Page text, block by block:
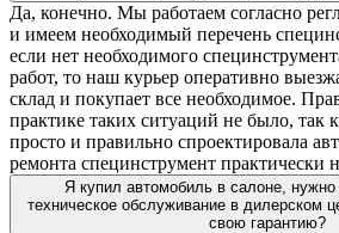
Да, конечно. Мы работаем согласно
и имеем необходимый перечень
если нет необходимого
работ, то наш курьер оперативно
склад и покупает все необходимое.
практике таких ситуаций не было, так
просто и правильно спроектировала
ремонта специнструмент практически
Я купил автомобиль в салоне,
техническое обслуживание в дилерском
свою гарантию?